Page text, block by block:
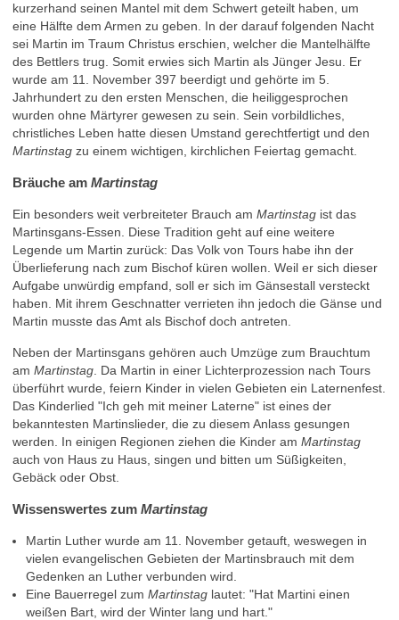
kurzerhand seinen Mantel mit dem Schwert geteilt haben, um
eine Hälfte dem Armen zu geben. In der darauf folgenden Nacht
sei Martin im Traum Christus erschien, welcher die Mantelhälfte
des Bettlers trug. Somit erwies sich Martin als Jünger Jesu. Er
wurde am 11. November 397 beerdigt und gehörte im 5.
Jahrhundert zu den ersten Menschen, die heiliggesprochen
wurden ohne Märtyrer gewesen zu sein. Sein vorbildliches,
christliches Leben hatte diesen Umstand gerechtfertigt und den
Martinstag zu einem wichtigen, kirchlichen Feiertag gemacht.
Bräuche amMartinstag
Ein besonders weit verbreiteter Brauch amMartinstag ist das
Martinsgans-Essen. Diese Tradition geht auf eine weitere
Legende um Martin zurück: Das Volk von Tours habe ihn der
Überlieferung nach zum Bischof küren wollen. Weil er sich dieser
Aufgabe unwürdig empfand, soll er sich im Gänsestall versteckt
haben. Mit ihrem Geschnatter verrieten ihn jedoch die Gänse und
Martin musste das Amt als Bischof doch antreten.
Neben der Martinsgans gehören auch Umzüge zum Brauchtum
amMartinstag . Da Martin in einer Lichterprozession nach Tours
überführt wurde, feiern Kinder in vielen Gebieten ein Laternenfest.
Das Kinderlied "Ich geh mit meiner Laterne" ist eines der
bekanntesten Martinslieder, die zu diesem Anlass gesungen
werden. In einigen Regionen ziehen die Kinder amMartinstag
auch von Haus zu Haus, singen und bitten um Süßigkeiten,
Gebäck oder Obst.
Wissenswertes zumMartinstag
Martin Luther wurde am 11. November getauft, weswegen in
vielen evangelischen Gebieten der Martinsbrauch mit dem
Gedenken an Luther verbunden wird.
Eine Bauerregel zumMartinstag lautet: "Hat Martini einen
weißen Bart, wird der Winter lang und hart."